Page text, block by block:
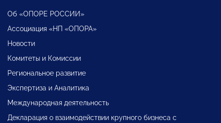
Об «ОПОРЕ РОССИИ»
Ассоциация «НП «ОПОРА»
Новости
Комитеты и Комиссии
Региональное развитие
Экспертиза и Аналитика
Международная деятельность
Декларация о взаимодействии крупного бизнеса с